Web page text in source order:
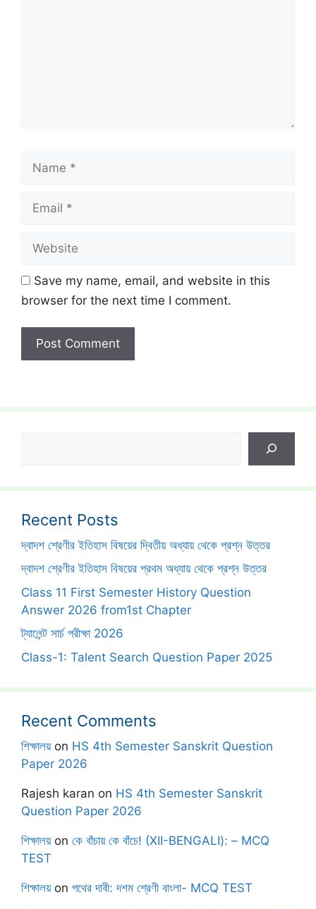
Save my name, email, and website in this
browser for the next time I comment.
Recent Posts
দ্বাদশ শ্রেণীর ইতিহাস বিষয়ের দ্বিতীয় অধ্যায় থেকে প্রশ্ন উত্তর
দ্বাদশ শ্রেণীর ইতিহাস বিষয়ের প্রথম অধ্যায় থেকে প্রশ্ন উত্তর
Class 11 First Semester History Question
Answer 2026 from1st Chapter
ট্যালেন্ট সার্চ পরীক্ষা 2026
Class-1: Talent Search Question Paper 2025
Recent Comments
শিক্ষালয়on HS 4th Semester Sanskrit Question
Paper 2026
Rajesh karan on HS 4th Semester Sanskrit
Question Paper 2026
শিক্ষালয়on কে বাঁচায় কে বাঁচে! (XII-BENGALI): – MCQ
TEST
শিক্ষালয়on পথের দাবী: দশম শ্রেণী বাংলা- MCQ TEST